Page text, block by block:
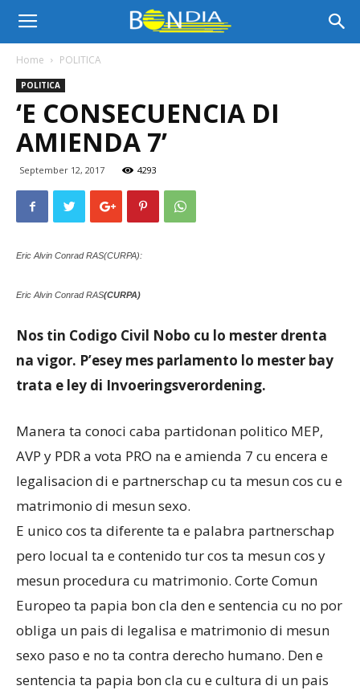
Bon
Dia
Noticia
Home POLITICA
POLITICA
‘E CONSECUENCIA DI
AMIENDA 7’
September 12, 2017 4293
Eric Alvin Conrad RAS(CURPA):
Eric Alvin Conrad RAS(CURPA)
Nos tin Codigo Civil Nobo cu lo mester drenta
na vigor. P’esey mes parlamento lo mester bay
trata e ley di Invoeringsverordening.
Manera ta conoci caba partidonan politico MEP,
AVP y PDR a vota PRO na e amienda 7 cu encera e
legalisacion di e partnerschap cu ta mesun cos cu e
matrimonio di mesun sexo.
E unico cos ta diferente ta e palabra partnerschap
pero locual ta e contenido tur cos ta mesun cos y
mesun procedura cu matrimonio. Corte Comun
Europeo ta papia bon cla den e sentencia cu no por
obliga un pais di legalisa e matrimonio di mesun
sexo paso e no ta contra derecho humano. Den e
sentencia ta papia bon cla cu e cultura di un pais